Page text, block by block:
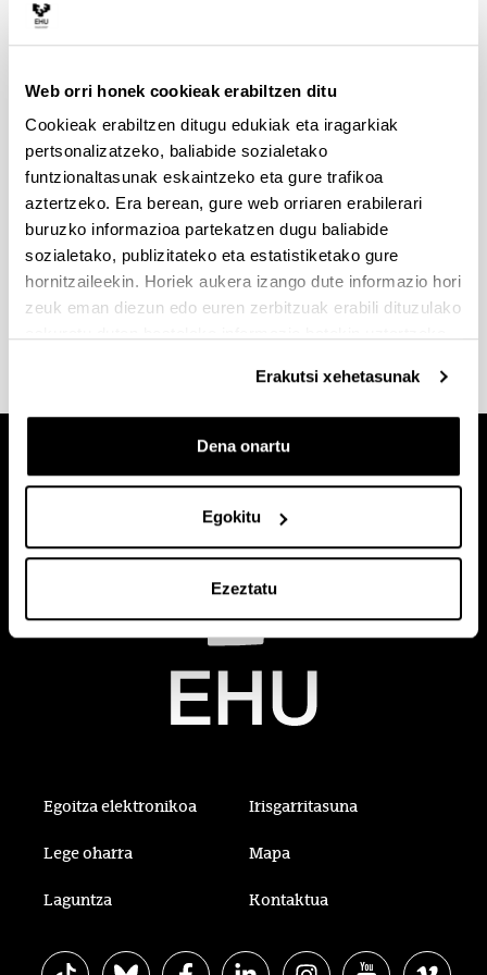
Web orri honek cookieak erabiltzen ditu
Cookieak erabiltzen ditugu edukiak eta iragarkiak
pertsonalizatzeko, baliabide sozialetako
funtzionaltasunak eskaintzeko eta gure trafikoa
aztertzeko. Era berean, gure web orriaren erabilerari
buruzko informazioa partekatzen dugu baliabide
sozialetako, publizitateko eta estatistiketako gure
hornitzaileekin. Horiek aukera izango dute informazio hori
zeuk eman diezun edo euren zerbitzuak erabili dituzulako
Erakutsi xehetasunak
Dena onartu
Egokitu
Ezeztatu
Urrezola
Telefonoa: 943 01 85 10
Posta elektronikoa: ikerketa.eo@ehu.eus
Ikerketaren Arloko Errektoreordetzaren egitura
Egoitza elektronikoa Irisgarritasuna
Lege oharra Mapa
Laguntza Kontaktua